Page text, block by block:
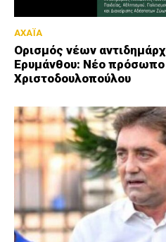
ΑΧΑΪΑ
Ορισμός νέων
Ερυμάνθου: Νέο πρόσωπο
Χριστοδουλοπούλου